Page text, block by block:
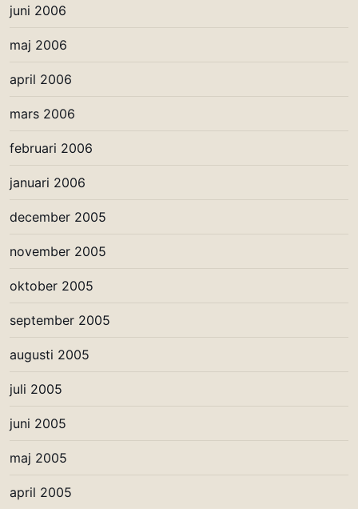
juni 2006
maj 2006
april 2006
mars 2006
februari 2006
januari 2006
december 2005
november 2005
oktober 2005
september 2005
augusti 2005
juli 2005
juni 2005
maj 2005
april 2005